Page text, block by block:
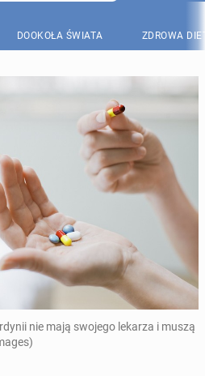
DOOKOŁA ŚWIATA ZDROWA
nie mają swojego lekarza i muszą